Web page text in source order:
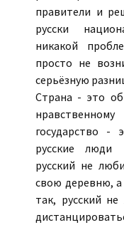
правители и
русски
никакой
просто не
серьёзную
Страна - это
государство -
русские люди
русский не
свою деревню,
так, русский